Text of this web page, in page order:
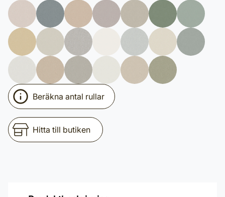
Beräkna antal rullar
Hitta till butiken